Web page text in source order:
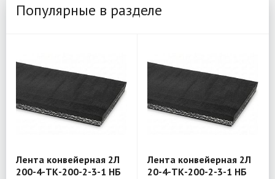
Популярные в разделе
Лента конвейерная 2Л
200-4-ТК-200-2-3-1 НБ
Лента конвейерная 2Л
20-4-ТК-200-2-3-1 НБ